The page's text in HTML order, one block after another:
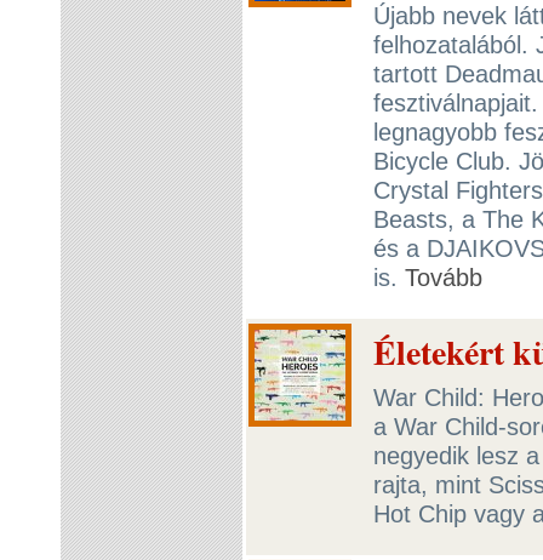
Újabb nevek
felhozatalából.
tartott
legnagyobb
Bicycle Club.
Crystal
Beasts, a The
és a
is. Tovább
Életekért
War Child:
a War Child-
negyedik lesz
rajta, mint
Hot Chip vagy